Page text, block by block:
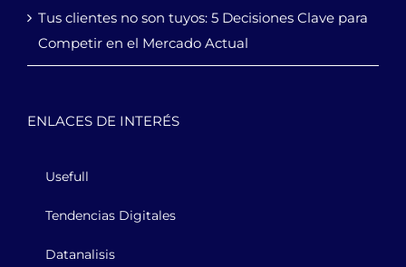
Tus clientes no son tuyos: 5 Decisiones Clave para
Competir en el Mercado Actual
ENLACES DE INTERÉS
Usefull
Tendencias Digitales
Datanalisis